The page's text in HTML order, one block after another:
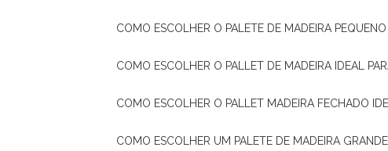
COMO ESCOLHER O PALETE DE MADEIRA
COMO ESCOLHER O PALLET DE MADEIRA IDEAL
COMO ESCOLHER O PALLET MADEIRA FECHADO
COMO ESCOLHER UM PALETE DE MADEIRA